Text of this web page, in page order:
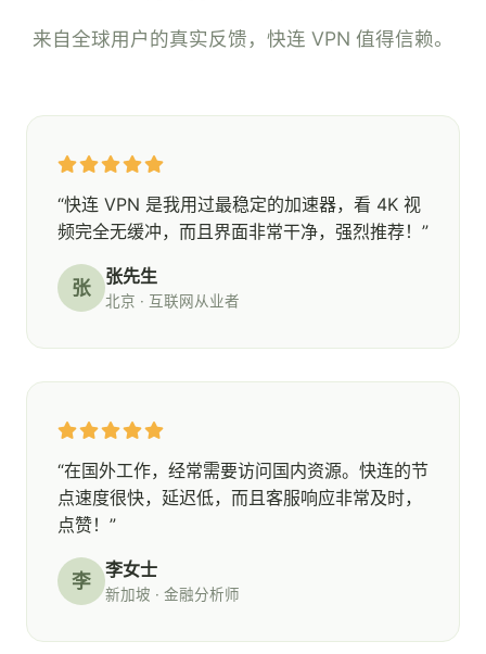
来自全球用户的真实反馈，快连 VPN 值得信赖。
“快连 VPN 是我用过最稳定的加速器，看 4K 视
频完全无缓冲，而且界面非常干净，强烈推荐！”
张 张先生
北京 · 互联网从业者
“在国外工作，经常需要访问国内资源。快连的节
点速度很快，延迟低，而且客服响应非常及时，
点赞！”
李 李女士
新加坡 · 金融分析师